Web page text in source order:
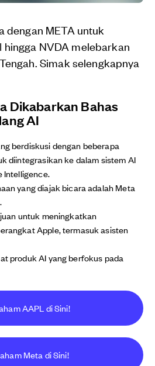
dengan META untuk
NVDA melebarkan
Simak selengkapnya
Dikabarkan Bahas
AI
berdiskusi dengan beberapa
diintegrasikan ke dalam sistem AI
Intelligence.
yang diajak bicara adalah Meta
untuk meningkatkan
Apple, termasuk asisten
produk AI yang berfokus pada
AAPL di Sini!
Meta di Sini!